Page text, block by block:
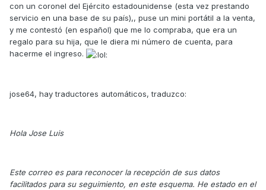
con un coronel del Ejército estadounidense (esta vez prestando
servicio en una base de su país),, puse un mini portátil a la venta,
y me contestó (en español) que me lo compraba, que era un
regalo para su hija, que le diera mi número de cuenta, para
hacerme el ingreso.
jose64, hay traductores automáticos, traduzco:
Hola Jose Luis
Este correo es para reconocer la recepción de sus datos
facilitados para su seguimiento, en este esquema. He estado en el